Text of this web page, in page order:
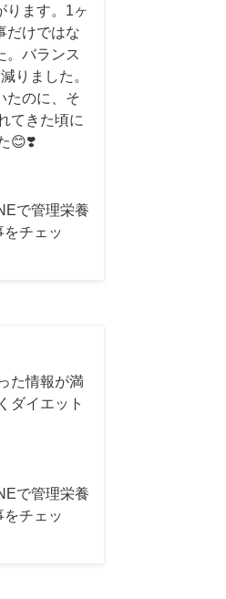
ります。1ヶ
だけではな
。バランス
りました。
たのに、そ
てきた頃に
😊❣️
で管理栄養
チェッ
た情報が満
ダイエット
で管理栄養
チェッ